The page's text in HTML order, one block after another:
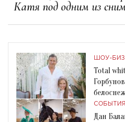
Катя под одним из
ШОУ-
Total
СОБЫТИЯ
Дан